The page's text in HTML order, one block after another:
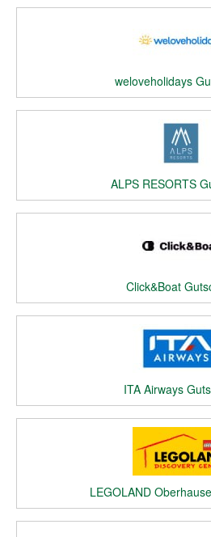
weloveholidays
ALPS RESORTS
Click&Boat
ITA Airways
LEGOLAND